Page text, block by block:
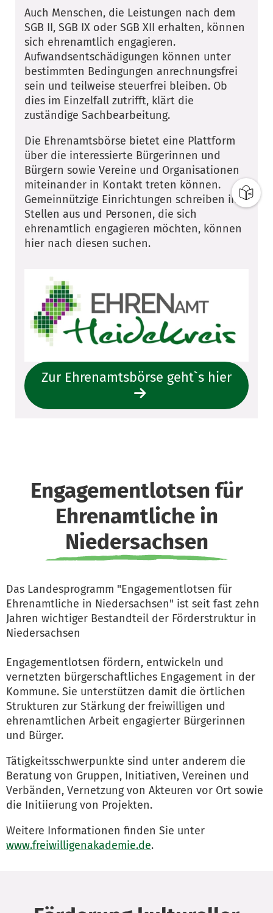
Auch Menschen, die Leistungen nach dem
SGB II, SGB IX oder SGB XII erhalten, können
sich ehrenamtlich engagieren.
Aufwandsentschädigungen können unter
bestimmten Bedingungen anrechnungsfrei
sein und teilweise steuerfrei bleiben. Ob
dies im Einzelfall zutrifft, klärt die
zuständige Sachbearbeitung.
Die Ehrenamtsbörse bietet eine Plattform
über die interessierte Bürgerinnen und
Bürgern sowie Vereine und Organisationen
miteinander in Kontakt treten können.
Gemeinnützige Einrichtungen schreiben ihre
Stellen aus und Personen, die sich
ehrenamtlich engagieren möchten, können
hier nach diesen suchen.
Zur Ehrenamtsbörse geht`s hier
Engagementlotsen für
Ehrenamtliche in
Niedersachsen
Das Landesprogramm "Engagementlotsen für
Ehrenamtliche in Niedersachsen" ist seit fast zehn
Jahren wichtiger Bestandteil der Förderstruktur in
Niedersachsen
Engagementlotsen fördern, entwickeln und
vernetzten bürgerschaftliches Engagement in der
Kommune. Sie unterstützen damit die örtlichen
Strukturen zur Stärkung der freiwilligen und
ehrenamtlichen Arbeit engagierter Bürgerinnen
und Bürger.
Tätigkeitsschwerpunkte sind unter anderem die
Beratung von Gruppen, Initiativen, Vereinen und
Verbänden, Vernetzung von Akteuren vor Ort sowie
die Initiierung von Projekten.
Weitere Informationen finden Sie unter
www.freiwilligenakademie.de.